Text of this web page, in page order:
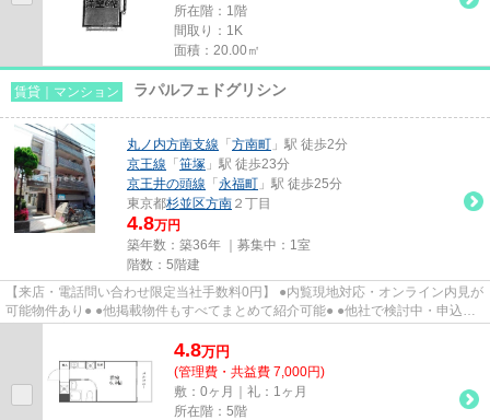
所在階：1階
間取り：1K
面積：20.00㎡
賃貸｜マンション ラパルフェドグリシン
丸ノ内方南支線 「 方南町 」駅 徒歩2分
京王線 「 笹塚 」駅 徒歩23分
京王井の頭線 「 永福町 」駅 徒歩25分
東京都杉並区方南 ２丁目
4.8万円
築年数：築36年 ｜募集中： 1室
階数：5階建
【来店・電話問い合わせ限定当社手数料0円】 ●内覧現地対応・オンライン内見が
可能物件あり● ●他掲載物件もすべてまとめて紹介可能● ●他社で検討中・申込み
4.8万円
(管理費・共益費 7,000円)
敷：0ヶ月｜礼：1ヶ月
所在階：5階